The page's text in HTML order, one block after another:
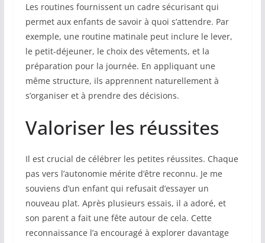
Les routines fournissent un cadre sécurisant qui
permet aux enfants de savoir à quoi s’attendre. Par
exemple, une routine matinale peut inclure le lever,
le petit-déjeuner, le choix des vêtements, et la
préparation pour la journée. En appliquant une
même structure, ils apprennent naturellement à
s’organiser et à prendre des décisions.
Valoriser les réussites
Il est crucial de célébrer les petites réussites. Chaque
pas vers l’autonomie mérite d’être reconnu. Je me
souviens d’un enfant qui refusait d’essayer un
nouveau plat. Après plusieurs essais, il a adoré, et
son parent a fait une fête autour de cela. Cette
reconnaissance l’a encouragé à explorer davantage